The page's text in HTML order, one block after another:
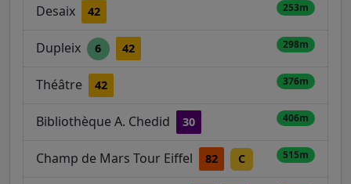
Desaix 42 253m
Dupleix 6 42 298m
Théâtre 42 376m
Bibliothèque A. Chedid 30 406m
Champ de Mars Tour Eiffel 82 C 515m